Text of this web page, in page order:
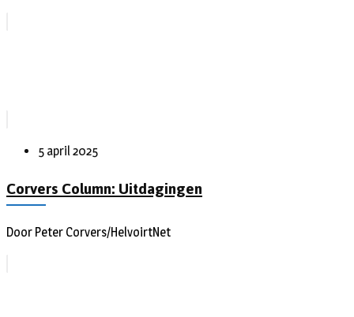
5 april 2025
Corvers Column: Uitdagingen
Door Peter Corvers/HelvoirtNet